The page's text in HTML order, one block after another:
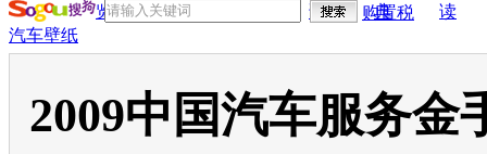
览器
赏
询
典
读
购置税
汽车壁纸
2009中国汽车服务金